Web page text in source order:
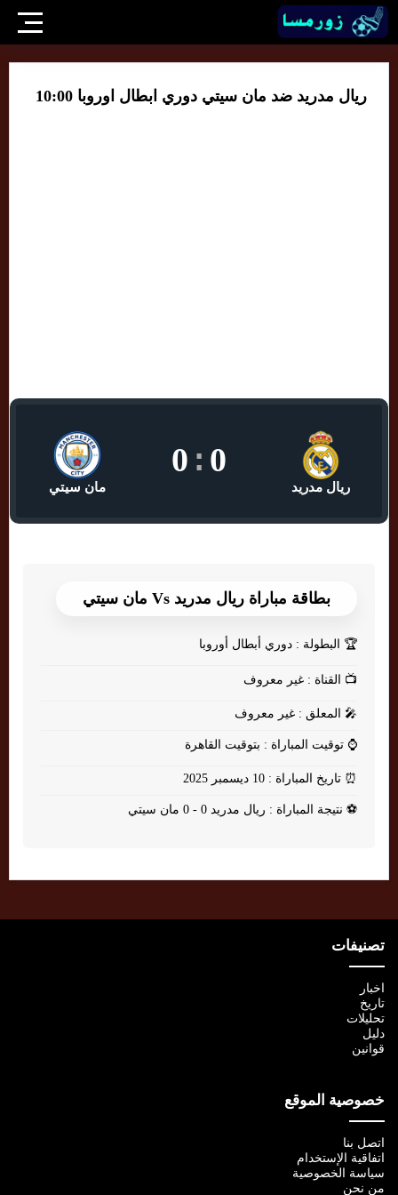
ريال مدريد ضد مان سيتي دوري ابطال اوروبا 10:00
ريال مدريد
0
:
0
مان سيتي
بطاقة مباراة ريال مدريد Vs مان سيتي
🏆 البطولة : دوري أبطال أوروبا
📺 القناة : غير معروف
🎤 المعلق : غير معروف
⌚ توقيت المباراة : بتوقيت القاهرة
⏰ تاريخ المباراة : 10 ديسمبر 2025
⚽ نتيجة المباراة : ريال مدريد 0 - 0 مان سيتي
تصنيفات
اخبار
تاريخ
تحليلات
دليل
قوانين
خصوصية الموقع
اتصل بنا
اتفاقية الإستخدام
سياسة الخصوصية
من نحن